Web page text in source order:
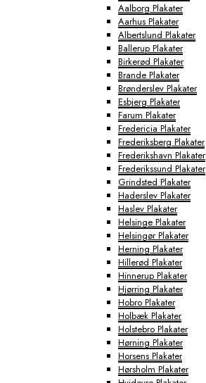
Aalborg Plakater
Aarhus Plakater
Albertslund Plakater
Ballerup Plakater
Birkerød Plakater
Brande Plakater
Brønderslev Plakater
Esbjerg Plakater
Farum Plakater
Fredericia Plakater
Frederiksberg Plakater
Frederikshavn Plakater
Frederikssund Plakater
Grindsted Plakater
Haderslev Plakater
Haslev Plakater
Helsinge Plakater
Helsingør Plakater
Herning Plakater
Hillerød Plakater
Hinnerup Plakater
Hjørring Plakater
Hobro Plakater
Holbæk Plakater
Holstebro Plakater
Hørning Plakater
Horsens Plakater
Hørsholm Plakater